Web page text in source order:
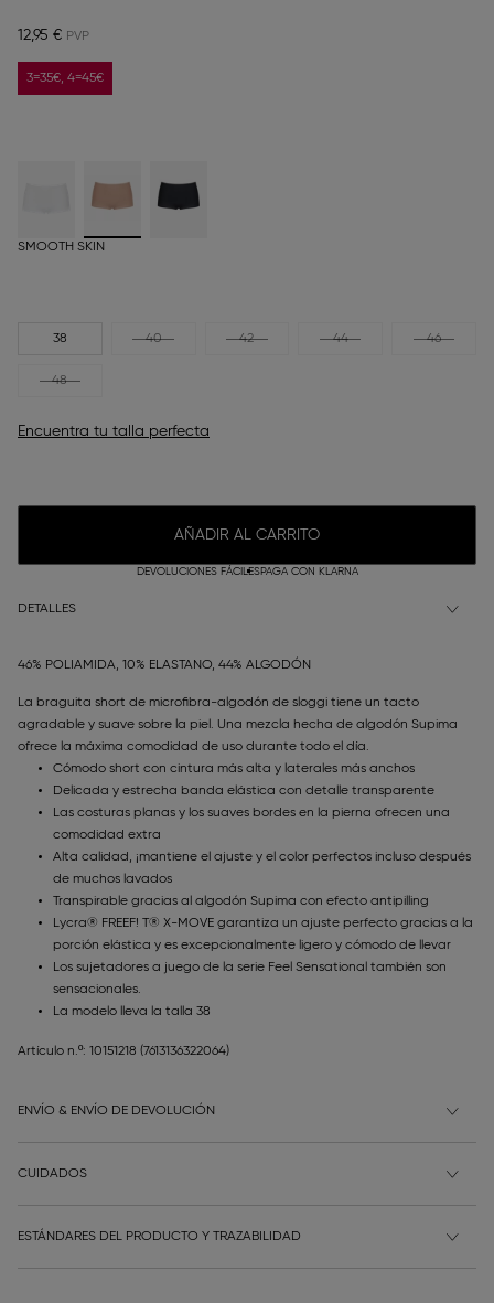
12,95 €
3=35€, 4=45€
SMOOTH SKIN
38 40 42 44 46
48
Encuentra tu talla perfecta
AÑADIR AL CARRITO
DEVOLUCIONES FÁCILESPAGA CON KLARNA
DETALLES
46% POLIAMIDA, 10% ELASTANO, 44% ALGODÓN
La braguita short de microfibra-algodón de sloggi tiene un tacto
agradable y suave sobre la piel. Una mezcla hecha de algodón Supima
ofrece la máxima comodidad de uso durante todo el día.
Cómodo short con cintura más alta y laterales más anchos
Delicada y estrecha banda elástica con detalle transparente
Las costuras planas y los suaves bordes en la pierna ofrecen una
comodidad extra
Alta calidad, ¡mantiene el ajuste y el color perfectos incluso después
de muchos lavados
Transpirable gracias al algodón Supima con efecto antipilling
Lycra® FREEF! T® X-MOVE garantiza un ajuste perfecto gracias a la
porción elástica y es excepcionalmente ligero y cómodo de llevar
Los sujetadores a juego de la serie Feel Sensational también son
sensacionales.
La modelo lleva la talla 38
Artículo n.º: 10151218 (7613136322064)
ENVÍO & ENVÍO DE DEVOLUCIÓN
CUIDADOS
ESTÁNDARES DEL PRODUCTO Y TRAZABILIDAD